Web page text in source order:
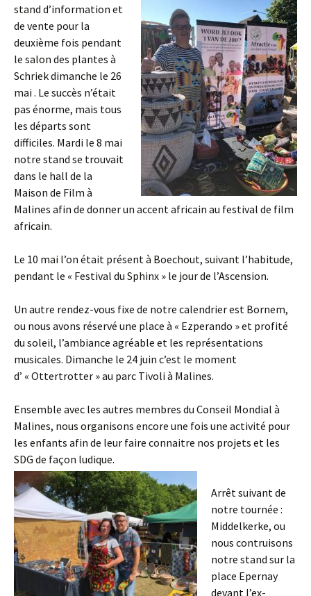
stand d’information et
de vente pour la
deuxième fois pendant
le salon des plantes à
Schriek dimanche le 26
mai . Le succès n’était
pas énorme, mais tous
les départs sont
difficiles. Mardi le 8 mai
notre stand se trouvait
dans le hall de la
Maison de Film à
Malines afin de donner un accent africain au festival de film
africain.
Le 10 mai l’on était présent à Boechout, suivant l’habitude,
pendant le « Festival du Sphinx » le jour de l’Ascension.
Un autre rendez-vous fixe de notre calendrier est Bornem,
ou nous avons réservé une place à « Ezperando » et profité
du soleil, l’ambiance agréable et les représentations
musicales. Dimanche le 24 juin c’est le moment
d’ « Ottertrotter » au parc Tivoli à Malines.
Ensemble avec les autres membres du Conseil Mondial à
Malines, nous organisons encore une fois une activité pour
les enfants afin de leur faire connaitre nos projets et les
SDG de façon ludique.
Arrêt suivant de
notre tournée :
Middelkerke, ou
nous contruisons
notre stand sur la
place Epernay
devant l’ex-